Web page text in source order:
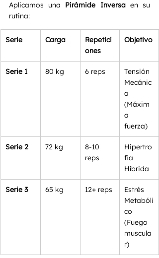
Aplicamos una Pirámide Inversa en su
rutina:
Serie Carga
Repetici
ones
Objetivo
Serie 1 80 kg 6 reps
Tensión
Mecánic
a
(Máxim
a
fuerza)
Serie 2 72 kg
8-10
reps
Hipertro
fia
Híbrida
Serie 3 65 kg 12+ reps
Estrés
Metabóli
co
(Fuego
muscula
r)